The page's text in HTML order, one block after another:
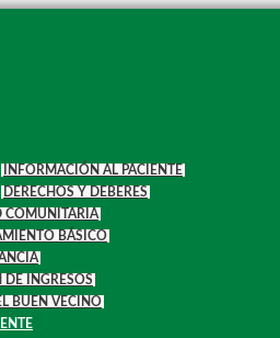
INFORMACIÓN AL PACIENTE
DERECHOS Y DEBERES
COMUNITARIA
BÁSICO
DE INGRESOS
BUEN VECINO